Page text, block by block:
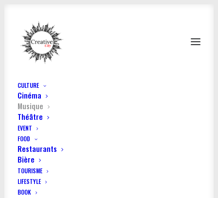
CULTURE
Cinéma
Musique
Théâtre
EVENT
FOOD
Restaurants
Bière
TOURISME
LIFESTYLE
BOOK